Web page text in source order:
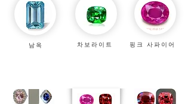
남옥 차보라이트 핑크 사파이어